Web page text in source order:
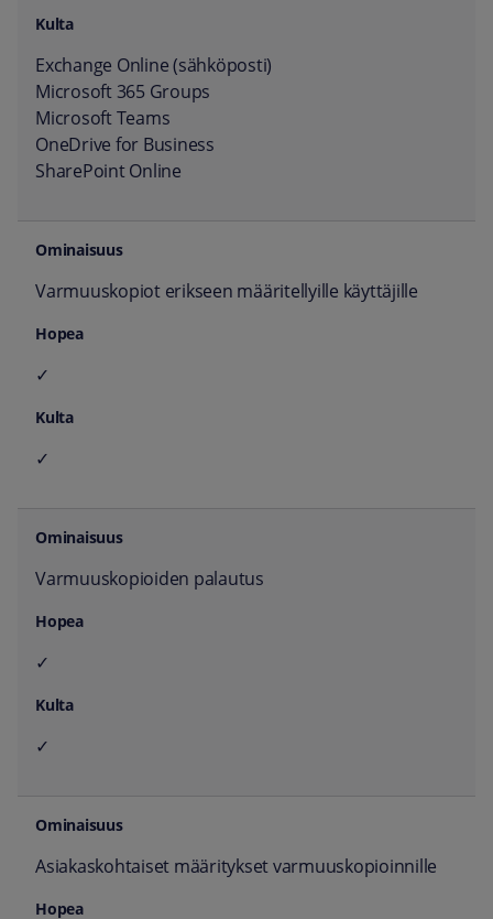
Exchange Online (sähköposti)
Microsoft 365 Groups
Microsoft Teams
OneDrive for Business
SharePoint Online
Varmuuskopiot erikseen määritellyille käyttäjille
✓
✓
Varmuuskopioiden palautus
✓
✓
Asiakaskohtaiset määritykset varmuuskopioinnille